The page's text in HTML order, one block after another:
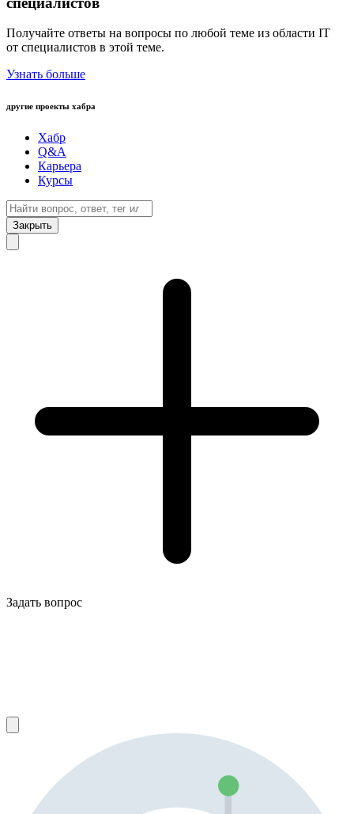
Получайте ответы на вопросы по любой теме из области IT
от специалистов в этой теме.
Узнать больше
другие проекты хабра
Хабр
Q&A
Карьера
Курсы
Закрыть
Задать вопрос